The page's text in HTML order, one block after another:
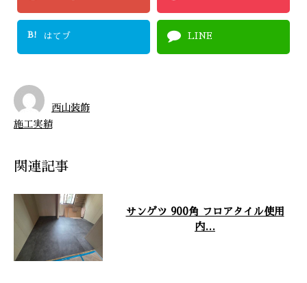
B! はてブ LINE
西山装飾
施工実績
関連記事
サンゲツ 900角 フロアタイル使用
内…